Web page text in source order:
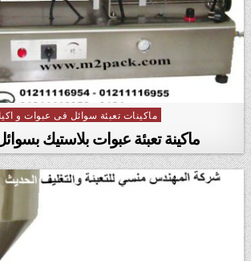
Posted in
ماكينات تعبئة سوائل فى عبوات و
ماكينة تعبئة عبوات بلاستيك